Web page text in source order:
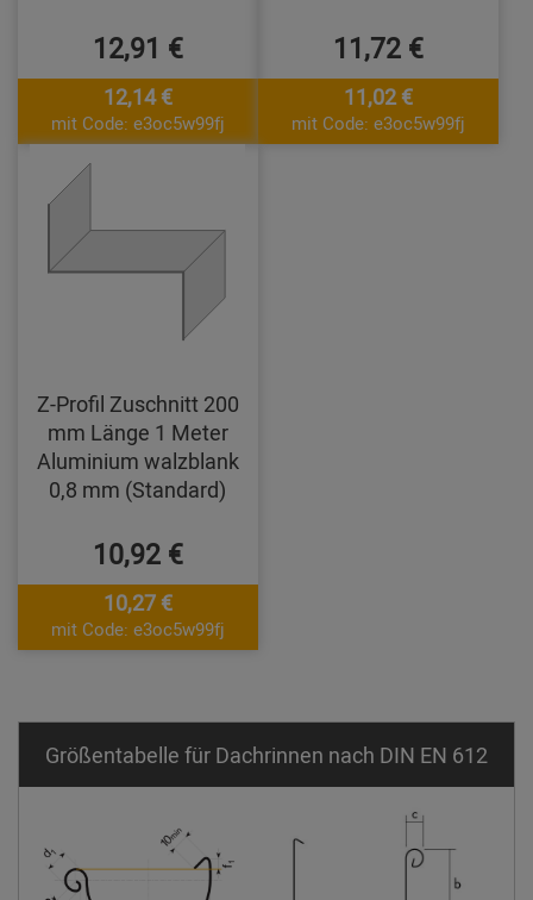
12,91 €
12,14 €
mit Code: e3oc5w99fj
11,72 €
11,02 €
mit Code: e3oc5w99fj
Z-Profil Zuschnitt 200
mm Länge 1 Meter
Aluminium walzblank
0,8 mm (Standard)
10,92 €
10,27 €
mit Code: e3oc5w99fj
Größentabelle für Dachrinnen nach DIN EN 612